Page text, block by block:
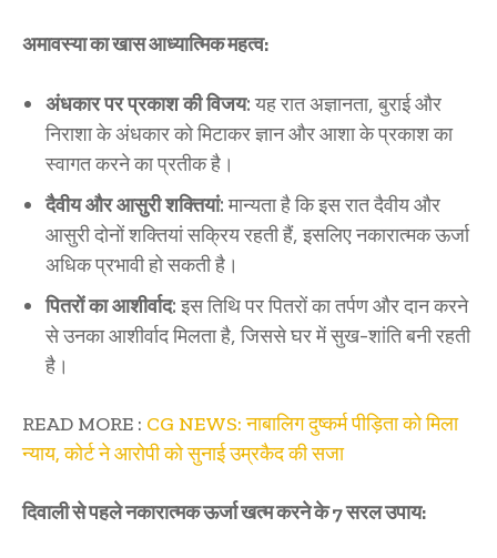
अमावस्या का खास आध्यात्मिक महत्व:
अंधकार पर प्रकाश की विजय:यह रात अज्ञानता, बुराई और
निराशा के अंधकार को मिटाकर ज्ञान और आशा के प्रकाश का
स्वागत करने का प्रतीक है।
दैवीय और आसुरी शक्तियां:मान्यता है कि इस रात दैवीय और
आसुरी दोनों शक्तियां सक्रिय रहती हैं, इसलिए नकारात्मक ऊर्जा
अधिक प्रभावी हो सकती है।
पितरों का आशीर्वाद:इस तिथि पर पितरों का तर्पण और दान करने
से उनका आशीर्वाद मिलता है, जिससे घर में सुख-शांति बनी रहती
है।
READ MORE : CG NEWS: नाबालिग दुष्कर्म पीड़िता को मिला
न्याय, कोर्ट ने आरोपी को सुनाई उम्रकैद की सजा
दिवाली से पहले नकारात्मक ऊर्जा खत्म करने के 7 सरल उपाय: